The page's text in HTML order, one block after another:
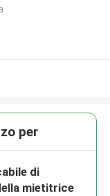
per
di
mietitrice